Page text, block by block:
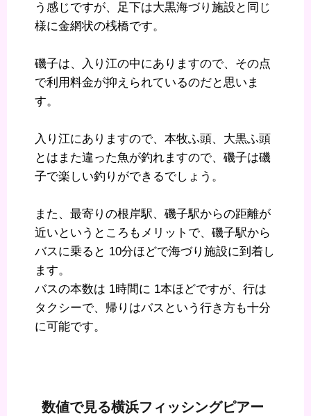
う感じですが、足下は大黒海づり施設と同じ
様に金網状の桟橋です。
磯子は、入り江の中にありますので、その点
で利用料金が抑えられているのだと思いま
す。
入り江にありますので、本牧ふ頭、大黒ふ頭
とはまた違った魚が釣れますので、磯子は磯
子で楽しい釣りができるでしょう。
また、最寄りの根岸駅、磯子駅からの距離が
近いというところもメリットで、磯子駅から
バスに乗ると 10分ほどで海づり施設に到着し
ます。
バスの本数は 1時間に 1本ほどですが、行は
タクシーで、帰りはバスという行き方も十分
に可能です。
数値で見る横浜フィッシングピアー